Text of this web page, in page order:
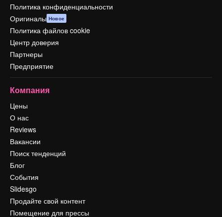
Политика конфиденциальности
Оригиналы Новое
Политика файлов cookie
Центр доверия
Партнеры
Предприятие
Компания
Цены
О нас
Reviews
Вакансии
Поиск тенденций
Блог
События
Slidesgo
Продайте свой контент
Помещение для прессы